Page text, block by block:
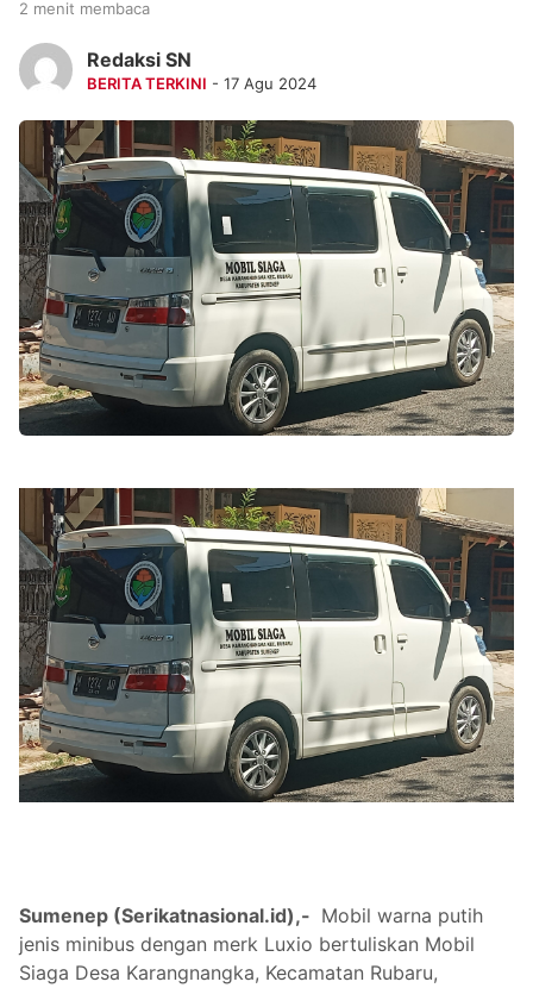
2 menit membaca
Redaksi SN
BERITA TERKINI - 17 Agu 2024
Sumenep (Serikatnasional.id),- Mobil warna putih
jenis minibus dengan merk Luxio bertuliskan Mobil
Siaga Desa Karangnangka, Kecamatan Rubaru,